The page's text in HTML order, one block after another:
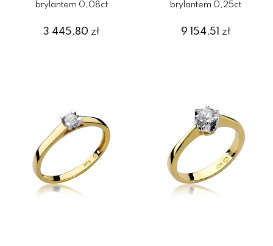
brylantem 0,08ct
3 445,80zł
brylantem 0,25ct
9 154,51zł